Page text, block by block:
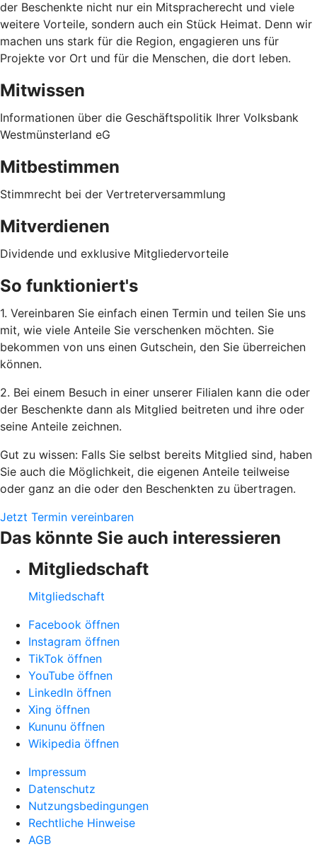
der Beschenkte nicht nur ein Mitspracherecht und viele
weitere Vorteile, sondern auch ein Stück Heimat. Denn wir
machen uns stark für die Region, engagieren uns für
Projekte vor Ort und für die Menschen, die dort leben.
Mitwissen
Informationen über die Geschäftspolitik Ihrer Volksbank
Westmünsterland eG
Mitbestimmen
Stimmrecht bei der Vertreterversammlung
Mitverdienen
Dividende und exklusive Mitgliedervorteile
So funktioniert's
1. Vereinbaren Sie einfach einen Termin und teilen Sie uns
mit, wie viele Anteile Sie verschenken möchten. Sie
bekommen von uns einen Gutschein, den Sie überreichen
können.
2. Bei einem Besuch in einer unserer Filialen kann die oder
der Beschenkte dann als Mitglied beitreten und ihre oder
seine Anteile zeichnen.
Gut zu wissen: Falls Sie selbst bereits Mitglied sind, haben
Sie auch die Möglichkeit, die eigenen Anteile teilweise
oder ganz an die oder den Beschenkten zu übertragen.
Jetzt Termin vereinbaren
Das könnte Sie auch interessieren
Mitgliedschaft
Mitgliedschaft
Facebook öffnen
Instagram öffnen
TikTok öffnen
YouTube öffnen
LinkedIn öffnen
Xing öffnen
Kununu öffnen
Wikipedia öffnen
Impressum
Datenschutz
Nutzungsbedingungen
Rechtliche Hinweise
AGB